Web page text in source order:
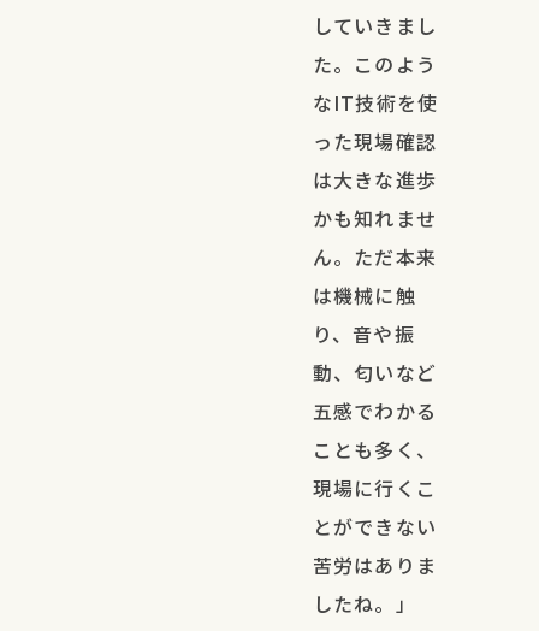
していきまし
た。このよう
なIT技術を使
った現場確認
は大きな進歩
かも知れませ
ん。ただ本来
は機械に触
り、音や振
動、匂いなど
五感でわかる
ことも多く、
現場に行くこ
とができない
苦労はありま
したね。」